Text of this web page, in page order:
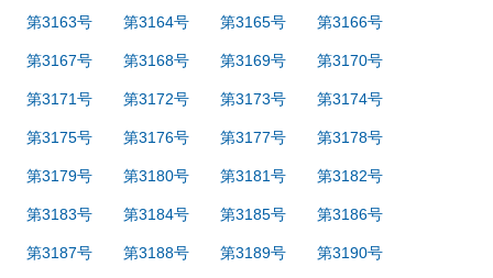
第3163号 第3164号 第3165号 第3166号
第3167号 第3168号 第3169号 第3170号
第3171号 第3172号 第3173号 第3174号
第3175号 第3176号 第3177号 第3178号
第3179号 第3180号 第3181号 第3182号
第3183号 第3184号 第3185号 第3186号
第3187号 第3188号 第3189号 第3190号